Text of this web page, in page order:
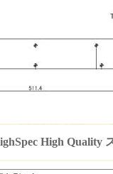
High Quality